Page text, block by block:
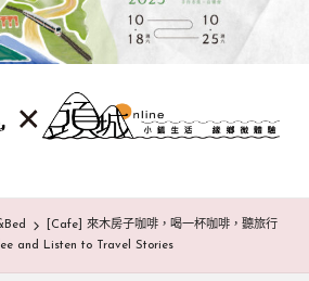
[Cafe] 來木房子咖啡，喝一杯咖啡，聽旅行
and Listen to Travel Stories